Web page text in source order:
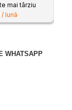
mai târziu
lună
WHATSAPP